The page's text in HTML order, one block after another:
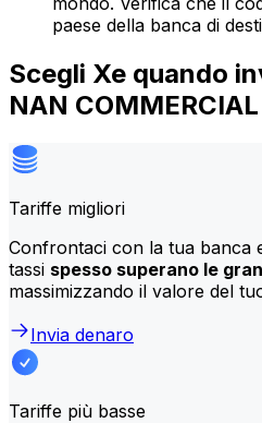
paese della banca di
Scegli Xe quando
NAN
Tariffe migliori
Confrontaci con la tua banca
tassi spesso superano le
massimizzando il valore del
Invia denaro
Tariffe più basse